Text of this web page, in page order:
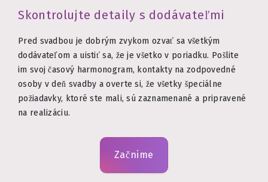
Skontrolujte detaily s dodávateľmi
Pred svadbou je dobrým zvykom ozvať sa všetkým
dodávateľom a uistiť sa, že je všetko v poriadku. Pošlite
im svoj časový harmonogram, kontakty na zodpovedné
osoby v deň svadby a overte si, že všetky špeciálne
požiadavky, ktoré ste mali, sú zaznamenané a pripravené
na realizáciu.
Začnime